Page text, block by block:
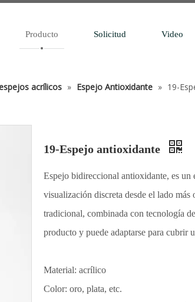
Producto Solicitud Video
acrílicos » Espejo Antioxidante » 19-
19-Espejo antioxidante
Espejo bidireccional antioxidante, es un
visualización discreta desde el lado
tradicional, combinada con tecnología
producto y puede adaptarse para cubrir
Material: acrílico
Color: oro, plata, etc.